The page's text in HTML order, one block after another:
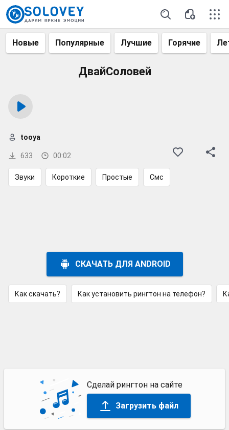
Новые Популярные Лучшие Горячие
ДвайСоловей
633 00:02
tooya
Звуки Короткие Простые Смс
СКАЧАТЬ ДЛЯ ANDROID
Как скачать? Как установить рингтон на телефон?
Сделай рингтон на сайте
Загрузить файл